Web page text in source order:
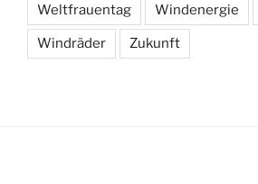
Weltfrauentag Windenergie
Windräder Zukunft